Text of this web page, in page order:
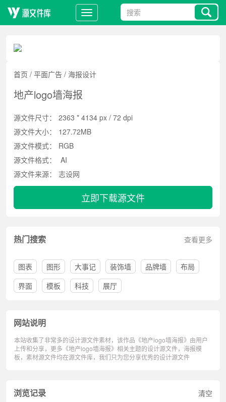
首页 / 平面广告 / 海报设计
地产logo墙海报
源文件尺寸：
2363 * 4134 px / 72 dpi
源文件大小：
127.72MB
源文件模式：
RGB
源文件格式：
AI
源文件来源：
志设网
立即下载源文件
热门搜索 查看更多
图表 图形 大事记 装饰墙 品牌墙
布局
界面
模板 科技 展厅
网站说明
本站收集了非常多的设计源文件素材，该作品《地产logo墙海报》由用户
上传和分享，更多《地产logo墙海报》相关主题的设计源文件，海报模
板，素材源文件均在源文件库，我们只为您分享优秀的设计源文件
浏览记录 清空